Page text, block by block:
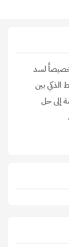
خصيصاً لسد
الذكي بين
إلى حل